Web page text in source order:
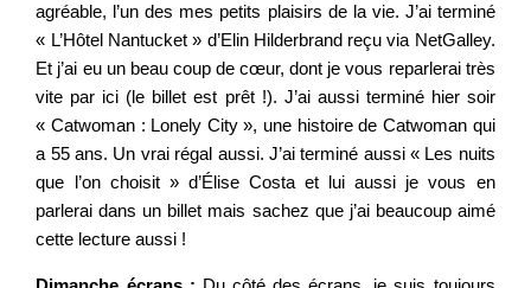
agréable, l’un des mes petits plaisirs de la vie. J’ai terminé
« L’Hôtel Nantucket » d’Elin Hilderbrand reçu via NetGalley.
Et j’ai eu un beau coup de cœur, dont je vous reparlerai très
vite par ici (le billet est prêt !). J’ai aussi terminé hier soir
« Catwoman : Lonely City », une histoire de Catwoman qui
a 55 ans. Un vrai régal aussi. J’ai terminé aussi « Les nuits
que l’on choisit » d’Élise Costa et lui aussi je vous en
parlerai dans un billet mais sachez que j’ai beaucoup aimé
cette lecture aussi !